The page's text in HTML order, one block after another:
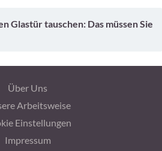
Glastür tauschen: Das müssen Sie
Über Uns
Arbeitsweise
Einstellungen
Impressum